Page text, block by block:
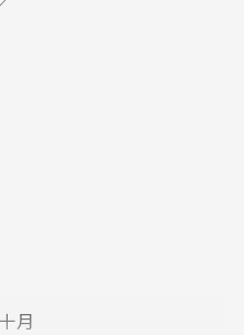
差別暴力、死因不明的屍
城市的日常。但另一方
間、人與這座城市之間的
這座繁華之城的巨變。八
寫，既直面眼前驚心動魄
，感知幽微隱藏的變化，
月